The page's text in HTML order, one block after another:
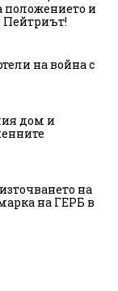
положението и
Пейтриът!
на война с
дом и
на
на ГЕРБ в